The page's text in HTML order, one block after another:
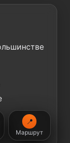
📍
Маршрут